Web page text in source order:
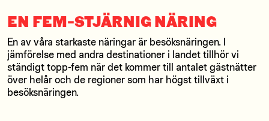
EN FEM-STJÄRNIG NÄRING
En av våra starkaste näringar är besöksnäringen. I
jämförelse med andra destinationer i landet tillhör vi
ständigt topp-fem när det kommer till antalet gästnätter
över helår och de regioner som har högst tillväxt i
besöksnäringen.